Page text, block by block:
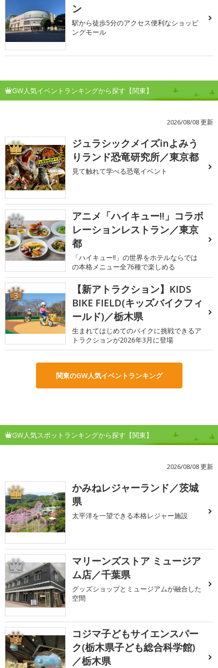
ン
駅から徒歩5分のアクセス便利なショッピ
ングモール
GW人気イベントランキングから探す【関東】
2026/08/08 更新
1
ジュラシックメイズinよみう
りランド恐竜研究所／東京都
見て触れて学べる恐竜イベント
2
アニメ「ハイキュー!!」コラボ
レーションレストラン／東京
都
「ハイキュー!!」の世界をホテルならでは
の本格メニュー全76種で楽しめる
3
【新アトラクション】KIDS
BIKE FIELD(キッズバイクフィ
ールド)／栃木県
生まれてはじめてのバイクに挑戦できるア
トラクションが2026年3月に登場
関東のGW人気イベントランキング
GW人気スポットランキングから探す【関東】
2026/08/08 更新
1
かみねレジャーランド／茨城
県
太平洋を一望できる本格レジャー施設
2
マリーンズストア ミュージア
ム店／千葉県
グッズショップとミュージアムが融合した
空間
3
コジマ子どもサイエンスパー
ク(栃木県子ども総合科学館)
／栃木県